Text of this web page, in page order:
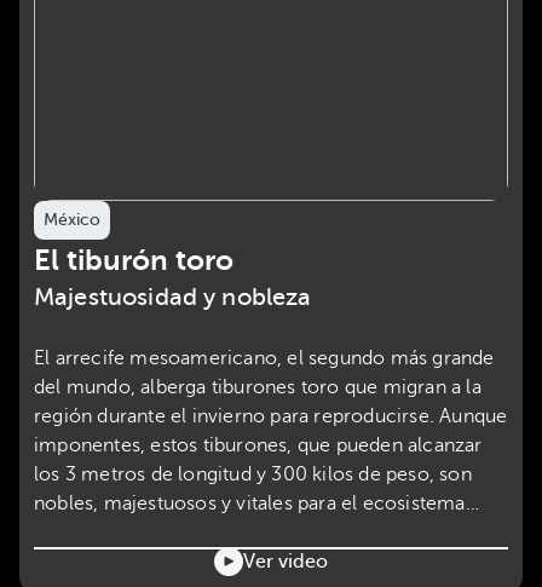
México
El tiburón toro
Majestuosidad y nobleza
El arrecife mesoamericano, el segundo más grande
del mundo, alberga tiburones toro que migran a la
región durante el invierno para reproducirse. Aunque
imponentes, estos tiburones, que pueden alcanzar
los 3 metros de longitud y 300 kilos de peso, son
nobles, majestuosos y vitales para el ecosistema
Ver video